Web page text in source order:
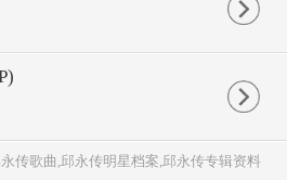
传歌曲,邱永传明星档案,邱永传专辑资料